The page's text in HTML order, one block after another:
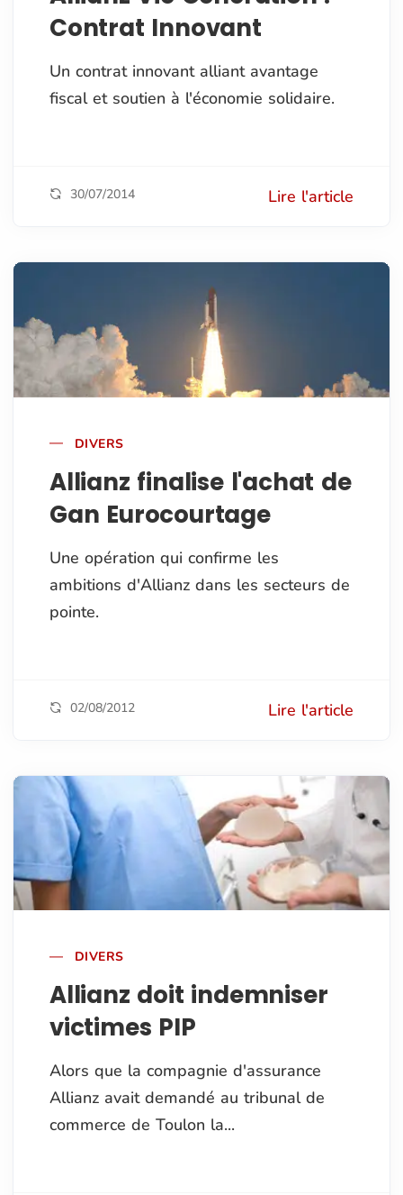
Contrat Innovant
Un contrat innovant alliant avantage
fiscal et soutien à l'économie solidaire.
30/07/2014 Lire l'article
DIVERS
Allianz finalise l'achat de
Gan Eurocourtage
Une opération qui confirme les
ambitions d'Allianz dans les secteurs de
pointe.
02/08/2012 Lire l'article
DIVERS
Allianz doit indemniser
victimes PIP
Alors que la compagnie d'assurance
Allianz avait demandé au tribunal de
commerce de Toulon la...